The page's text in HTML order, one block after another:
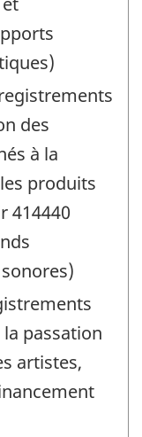
des
à la
produits
414440
passation
artistes,